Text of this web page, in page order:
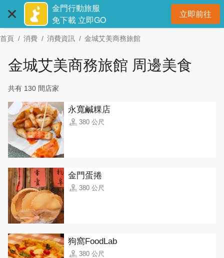
主
要
金門行動旅服
免下載 立即GO
立即前往開
首頁 消費 消費資訊 金城艾美商務旅館
金城艾美商務旅館 周邊美食
共有 130 間店家
永寬鹹粿店
380 公尺
金門蛋捲
380 公尺
狗窩FoodLab
380 公尺